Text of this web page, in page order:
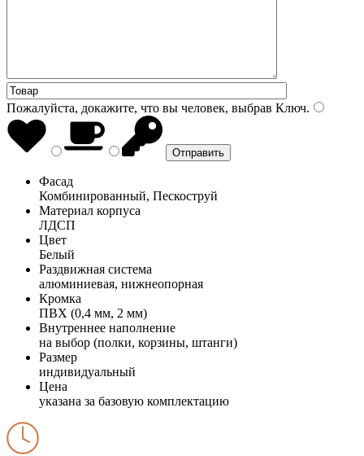
Пожалуйста, докажите, что вы человек, выбрав Ключ.
Фасад
Комбинированный, Пескоструй
Материал корпуса
ЛДСП
Цвет
Белый
Раздвижная система
алюминиевая, нижнеопорная
Кромка
ПВХ (0,4 мм, 2 мм)
Внутреннее наполнение
на выбор (полки, корзины, штанги)
Размер
индивидуальный
Цена
указана за базовую комплектацию